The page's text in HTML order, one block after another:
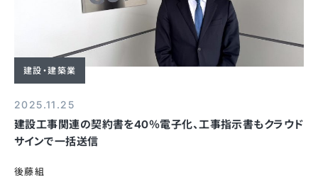
建設・建築業
2025.11.25
建設工事関連の契約書を40％電子化、工事指示書もクラウド
サインで一括送信
後藤組